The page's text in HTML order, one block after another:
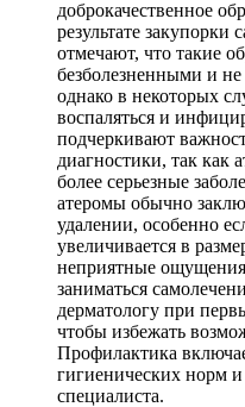
доброкачественное
результате закупорки
отмечают, что такие
безболезненными и
однако в некоторых
воспаляться и
подчеркивают
диагностики, так как
более серьезные
атеромы обычно
удалении, особенно
увеличивается в
неприятные
заниматься
дерматологу при
чтобы избежать
Профилактика
гигиенических норм
специалиста.